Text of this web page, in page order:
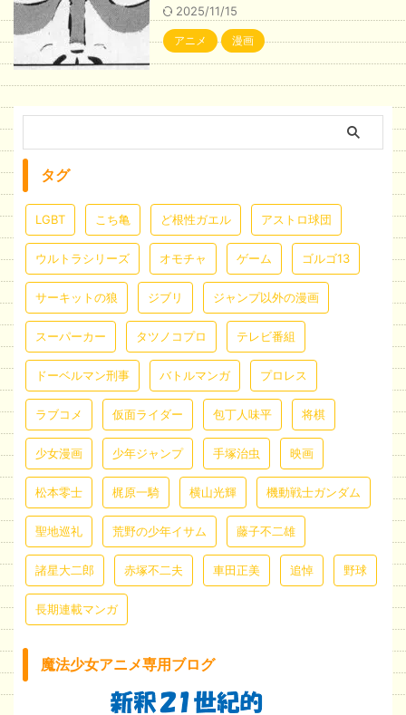
2025/11/15
アニメ 漫画
タグ
LGBT こち亀 ど根性ガエル アストロ球団
ウルトラシリーズ オモチャ ゲーム ゴルゴ13
サーキットの狼 ジブリ ジャンプ以外の漫画
スーパーカー タツノコプロ テレビ番組
ドーベルマン刑事 バトルマンガ プロレス
ラブコメ 仮面ライダー 包丁人味平 将棋
少女漫画 少年ジャンプ 手塚治虫 映画
松本零士 梶原一騎 横山光輝 機動戦士ガンダム
聖地巡礼 荒野の少年イサム 藤子不二雄
諸星大二郎 赤塚不二夫 車田正美 追悼 野球
長期連載マンガ
魔法少女アニメ専用ブログ